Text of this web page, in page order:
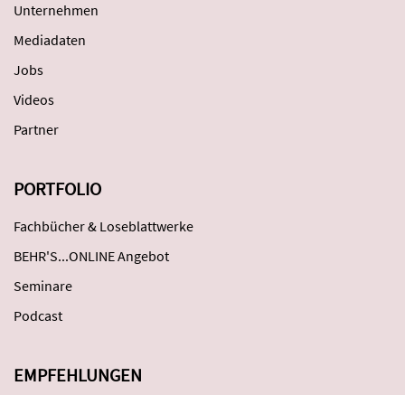
Unternehmen
Mediadaten
Jobs
Videos
Partner
PORTFOLIO
Fachbücher & Loseblattwerke
BEHR'S...ONLINE Angebot
Seminare
Podcast
EMPFEHLUNGEN